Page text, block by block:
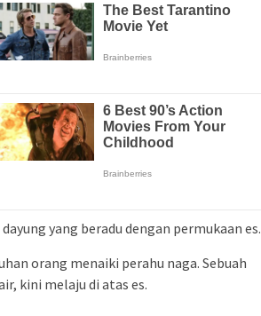
yang beradu dengan permukaan es.
orang menaiki perahu naga. Sebuah
kini melaju di atas es.